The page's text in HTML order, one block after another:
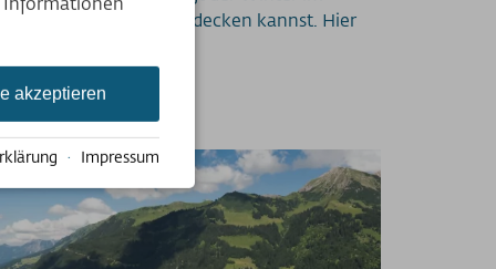
für dich entdecken kannst. Hier
akzeptieren
· Impressum